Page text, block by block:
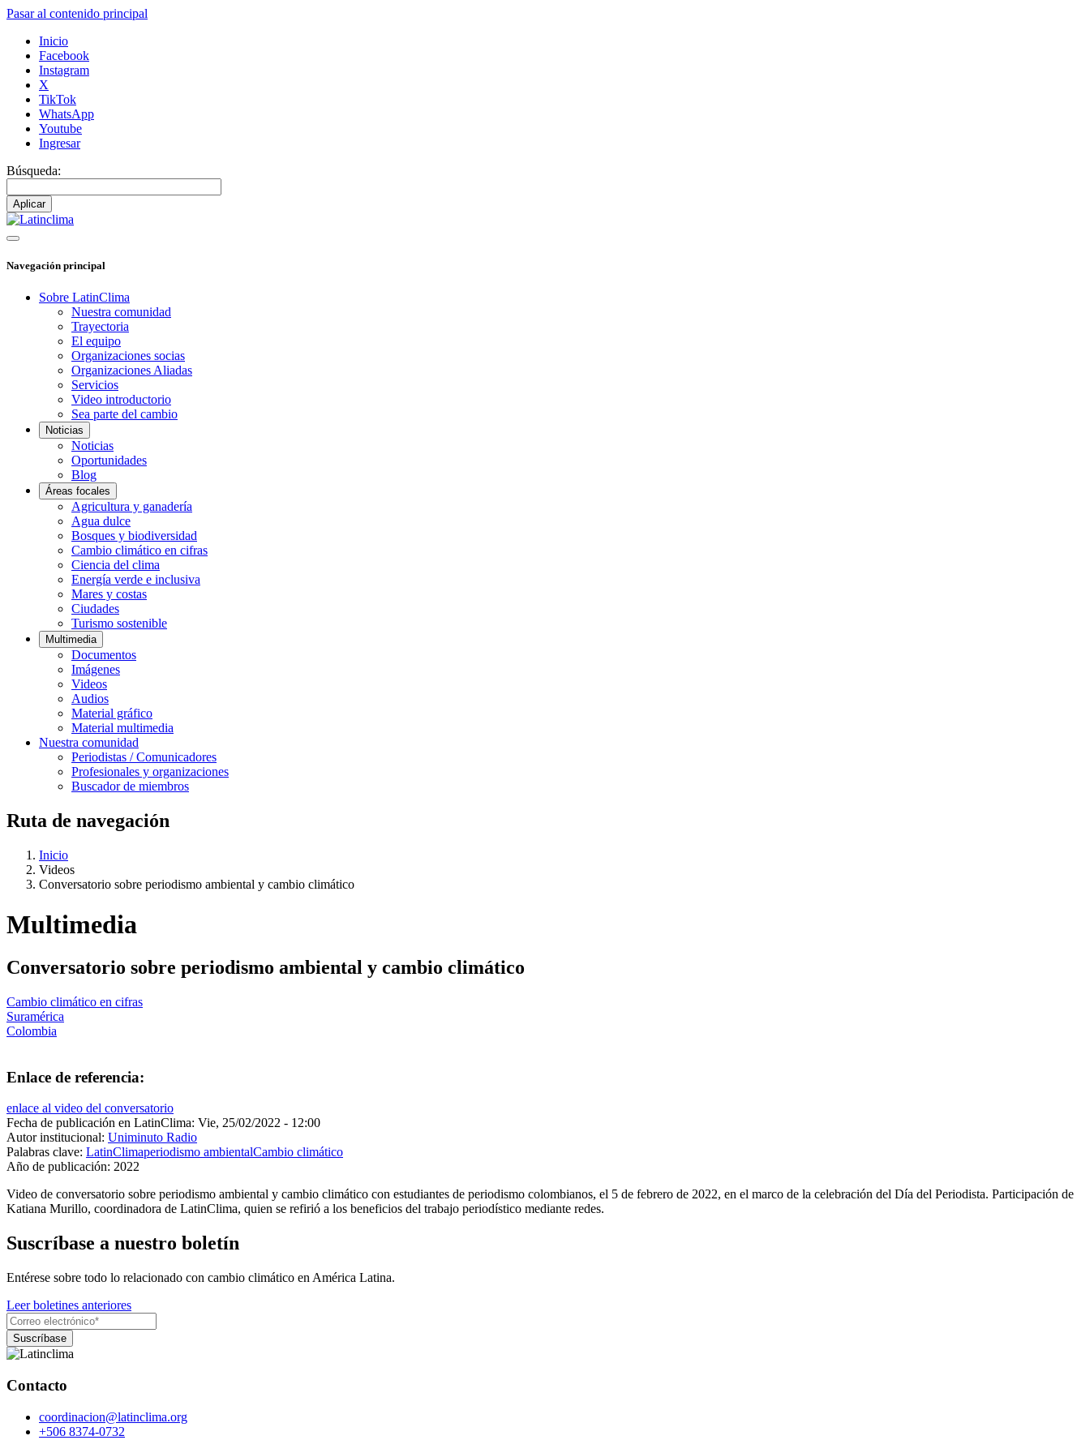
Pasar al contenido principal
Inicio
Facebook
Instagram
X
TikTok
WhatsApp
Youtube
Ingresar
Búsqueda:
Navegación principal
Sobre LatinClima
Nuestra comunidad
Trayectoria
El equipo
Organizaciones socias
Organizaciones Aliadas
Servicios
Video introductorio
Sea parte del cambio
Noticias
Noticias
Oportunidades
Blog
Áreas focales
Agricultura y ganadería
Agua dulce
Bosques y biodiversidad
Cambio climático en cifras
Ciencia del clima
Energía verde e inclusiva
Mares y costas
Ciudades
Turismo sostenible
Multimedia
Documentos
Imágenes
Videos
Audios
Material gráfico
Material multimedia
Nuestra comunidad
Periodistas / Comunicadores
Profesionales y organizaciones
Buscador de miembros
Ruta de navegación
Inicio
Videos
Conversatorio sobre periodismo ambiental y cambio climático
Multimedia
Conversatorio sobre periodismo ambiental y cambio climático
Cambio climático en cifras
Suramérica
Colombia
Enlace de referencia:
enlace al video del conversatorio
Fecha de publicación en LatinClima: Vie, 25/02/2022 - 12:00
Autor institucional: Uniminuto Radio
Palabras clave: LatinClimaperiodismo ambientalCambio climático
Año de publicación: 2022
Video de conversatorio sobre periodismo ambiental y cambio climático con estudiantes de periodismo colombianos, el 5 de febrero de 2022, en el marco de la celebración del Día del Periodista. Participación de
Katiana Murillo, coordinadora de LatinClima, quien se refirió a los beneficios del trabajo periodístico mediante redes.
Suscríbase a nuestro boletín
Entérese sobre todo lo relacionado con cambio climático en América Latina.
Leer boletines anteriores
Contacto
coordinacion@latinclima.org
+506 8374-0732